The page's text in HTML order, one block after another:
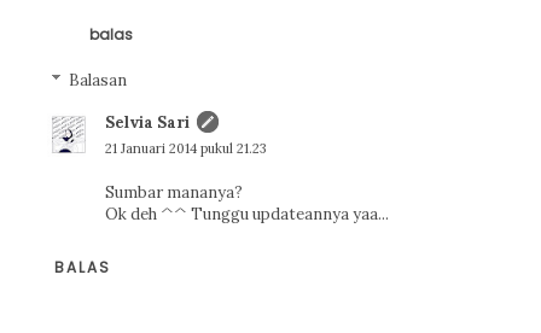
balas
Balasan
Selvia Sari
21 Januari 2014 pukul 21.23
Sumbar mananya?
Ok deh ^^ Tunggu updateannya yaa...
BALAS